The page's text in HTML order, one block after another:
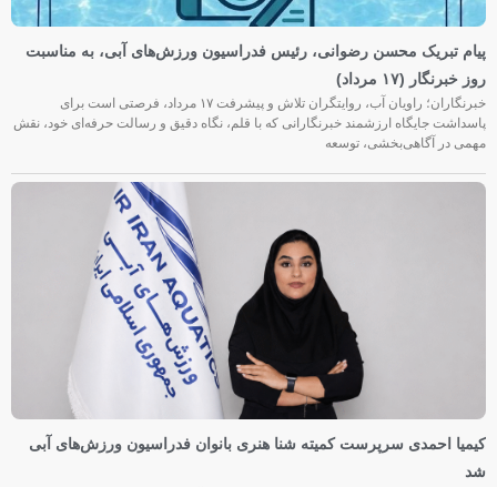
پیام تبریک محسن رضوانی، رئیس فدراسیون ورزش‌های آبی، به مناسبت
روز خبرنگار (۱۷ مرداد)
خبرنگاران؛ راویان آب، روایتگران تلاش و پیشرفت ۱۷ مرداد، فرصتی است برای
پاسداشت جایگاه ارزشمند خبرنگارانی که با قلم، نگاه دقیق و رسالت حرفه‌ای خود، نقش
مهمی در آگاهی‌بخشی، توسعه
کیمیا احمدی سرپرست کمیته شنا هنری بانوان فدراسیون ورزش‌های آبی
شد